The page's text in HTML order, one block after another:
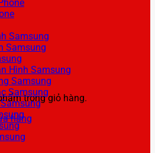
trong giỏ hàng.
hàng
Samsung
Samsung
Hình Samsung
Samsung
Samsung